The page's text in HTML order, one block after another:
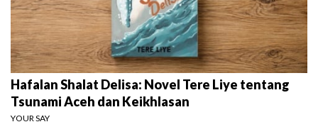
Hafalan Shalat Delisa: Novel Tere Liye tentang
Tsunami Aceh dan Keikhlasan
YOUR SAY